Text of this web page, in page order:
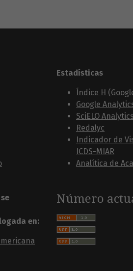
Estadísticas
Índice H
Google
SciELO Analytics
Redalyc
Indicador de
ICDS-MIAR
Analítica de
se
en:
Número